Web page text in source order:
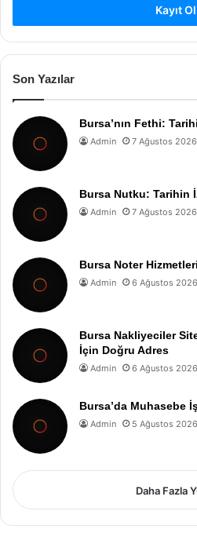
Kayıt Ol
Son Yazılar
Bursa’nın Fethi:
Admin 7 Ağustos 2026
Bursa Nutku: Tarihin
Admin 7 Ağustos 2026
Bursa Noter
Admin 6 Ağustos 2026
Bursa Nakliyeciler
İçin Doğru Adres
Admin 6 Ağustos 2026
Bursa’da Muhasebe
Admin 5 Ağustos 2026
Daha Fazla